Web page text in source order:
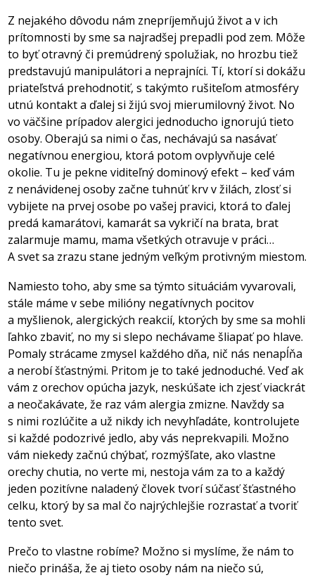
Z nejakého dôvodu nám znepríjemňujú život a v ich
prítomnosti by sme sa najradšej prepadli pod zem. Môže
to byť otravný či premúdrený spolužiak, no hrozbu tiež
predstavujú manipulátori a neprajníci. Tí, ktorí si dokážu
priateľstvá prehodnotiť, s takýmto rušiteľom atmosféry
utnú kontakt a ďalej si žijú svoj mierumilovný život. No
vo väčšine prípadov alergici jednoducho ignorujú tieto
osoby. Oberajú sa nimi o čas, nechávajú sa nasávať
negatívnou energiou, ktorá potom ovplyvňuje celé
okolie. Tu je pekne viditeľný dominový efekt – keď vám
z nenávidenej osoby začne tuhnúť krv v žilách, zlosť si
vybijete na prvej osobe po vašej pravici, ktorá to ďalej
predá kamarátovi, kamarát sa vykričí na brata, brat
zalarmuje mamu, mama všetkých otravuje v práci…
A svet sa zrazu stane jedným veľkým protivným miestom.
Namiesto toho, aby sme sa týmto situáciám vyvarovali,
stále máme v sebe milióny negatívnych pocitov
a myšlienok, alergických reakcií, ktorých by sme sa mohli
ľahko zbaviť, no my si slepo nechávame šliapať po hlave.
Pomaly strácame zmysel každého dňa, nič nás nenapĺňa
a nerobí šťastnými. Pritom je to také jednoduché. Veď ak
vám z orechov opúcha jazyk, neskúšate ich zjesť viackrát
a neočakávate, že raz vám alergia zmizne. Navždy sa
s nimi rozlúčite a už nikdy ich nevyhľadáte, kontrolujete
si každé podozrivé jedlo, aby vás neprekvapili. Možno
vám niekedy začnú chýbať, rozmýšľate, ako vlastne
orechy chutia, no verte mi, nestoja vám za to a každý
jeden pozitívne naladený človek tvorí súčasť šťastného
celku, ktorý by sa mal čo najrýchlejšie rozrastať a tvoriť
tento svet.
Prečo to vlastne robíme? Možno si myslíme, že nám to
niečo prináša, že aj tieto osoby nám na niečo sú,